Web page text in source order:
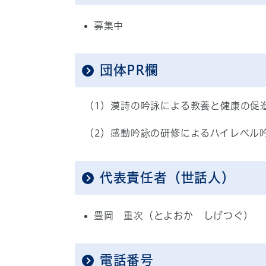
募集中
団体PR欄
（1）漢詩の吟詠による教養と健康の促
（2）感動吟詠の研修によるハイレベル
代表責任者（世話人）
豊岡 重次（とよおか しげつぐ）
電話番号